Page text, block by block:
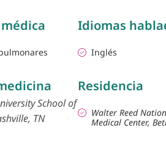
Idiomas
Inglés
School of
TN
Residencia
Walter Reed
Medical Center,